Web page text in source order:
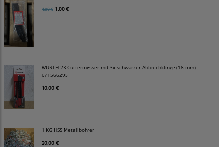
4,00 € 1,00 €
WÜRTH 2K Cuttermesser mit 3x schwarzer Abbrechklinge (18 mm) –
071566295
10,00 €
1 KG HSS Metallbohrer
20,00 €